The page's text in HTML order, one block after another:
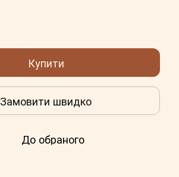
Купити
Замовити швидко
До обраного